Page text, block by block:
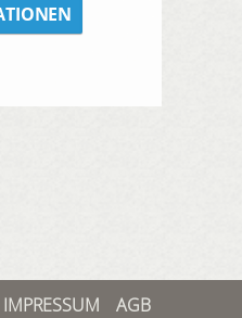
IMPRESSUM
AGB